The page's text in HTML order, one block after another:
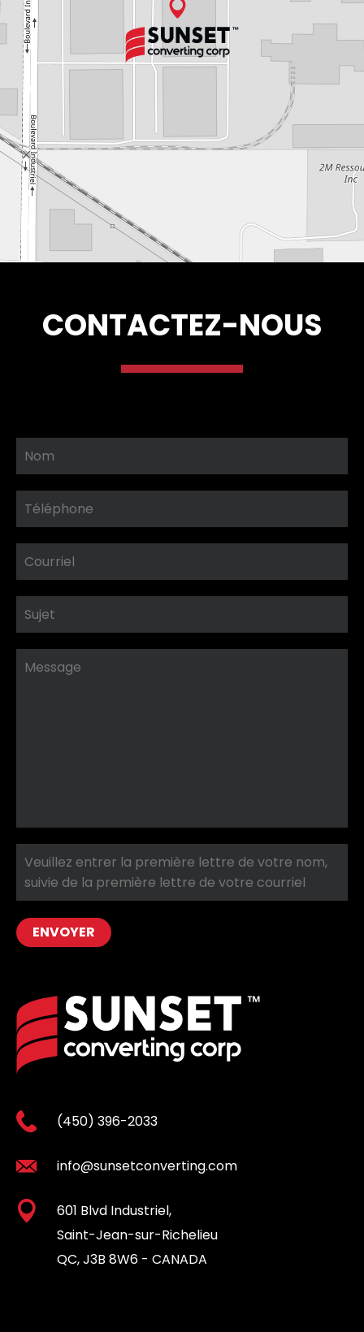
CONTACTEZ-NOUS
ENVOYER
(450) 396-2033
info@sunsetconverting.com
601 Blvd Industriel,
Saint-Jean-sur-Richelieu
QC, J3B 8W6 - CANADA